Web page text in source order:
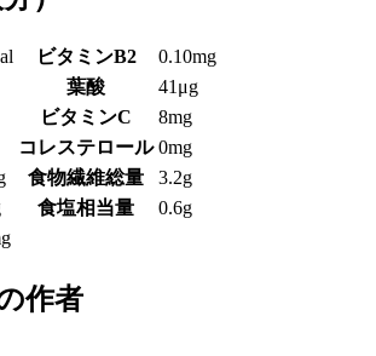
ビタミンB2
0.10mg
葉酸
41μg
ビタミンC
8mg
コレステロール 0mg
食物繊維総量
3.2g
食塩相当量
0.6g
作者